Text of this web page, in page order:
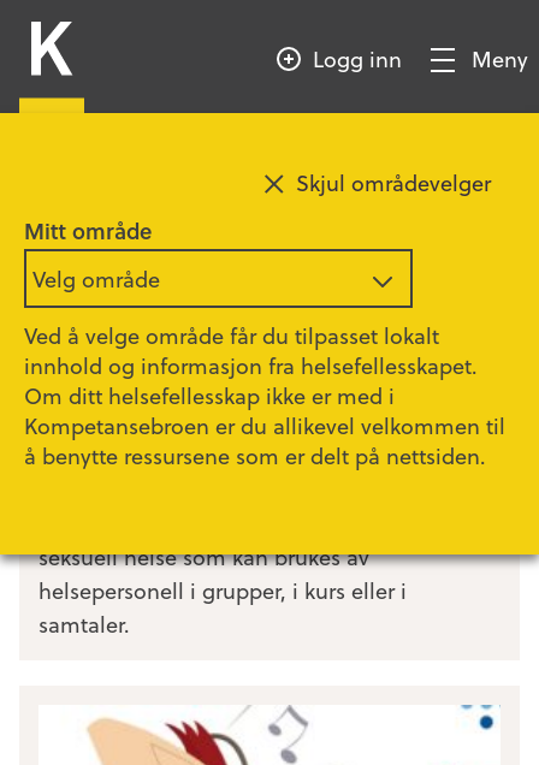
Mitt område
Velg område
Ved å velge område får du tilpasset lokalt
innhold og informasjon fra helsefellesskapet.
Om ditt helsefellesskap ikke er med i
Kompetansebroen er du allikevel velkommen til
å benytte ressursene som er delt på nettsiden.
Skjul områdevelger
HOVEDINNHOLD
KompetansebroenLogg inn
Vis/SkjulMeny
i
Fagartikler
Vis filter
Sunn start – seksuell helse
seksuell helse som kan brukes av
helsepersonell i grupper, i kurs eller i
samtaler.